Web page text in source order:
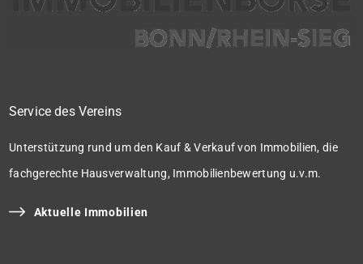
Service des Vereins
Unterstützung rund um den Kauf & Verkauf von Immobilien, die
fachgerechte Hausverwaltung, Immobilienbewertung u.v.m.
Aktuelle Immobilien